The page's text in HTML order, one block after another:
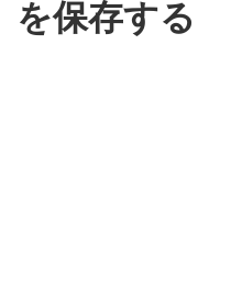
を保存する